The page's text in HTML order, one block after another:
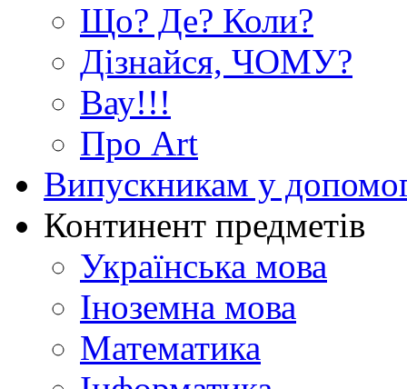
Що? Де? Коли?
Дізнайся, ЧОМУ?
Вау!!!
Про Art
Випускникам у
Континент предметів
Українська мова
Іноземна мова
Математика